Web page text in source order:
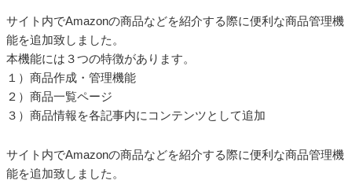
サイト内でAmazonの商品などを紹介する際に便利な商品管理機
能を追加致しました。
本機能には３つの特徴があります。
１）商品作成・管理機能
２）商品一覧ページ
３）商品情報を各記事内にコンテンツとして追加
サイト内でAmazonの商品などを紹介する際に便利な商品管理機
能を追加致しました。